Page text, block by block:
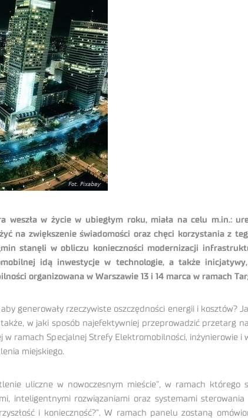
w życie w ubiegłym roku, miała na celu m.in.:
na zwiększenie świadomości oraz chęci korzystania z
stanęli w obliczu konieczności modernizacji
idą inwestycje w technologie, a także
organizowana w Warszawie 13 i 14 marca w ramach
generowały rzeczywiste oszczędności energii i
w jaki sposób najefektywniej przeprowadzić przetarg
ramach Specjalnej Strefy Elektromobilności, inżynierowie i
miejskiego.
uliczne w nowoczesnym mieście”, w ramach którego
inteligentnymi rozwiązaniami oraz systemami
i konieczność?”. W ramach panelu zostaną